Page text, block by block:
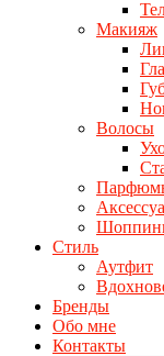
Макияж
Волосы
Стиль
Аутфит
Бренды
Обо мне
Контакты